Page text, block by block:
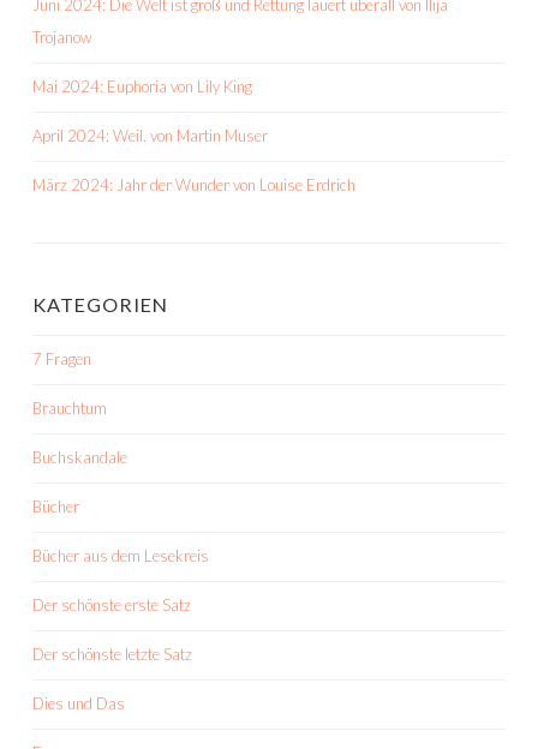
Juni 2024: Die Welt ist groß und Rettung lauert überall von Ilija
Trojanow
Mai 2024: Euphoria von Lily King
April 2024: Weil. von Martin Muser
März 2024: Jahr der Wunder von Louise Erdrich
KATEGORIEN
7 Fragen
Brauchtum
Buchskandale
Bücher
Bücher aus dem Lesekreis
Der schönste erste Satz
Der schönste letzte Satz
Dies und Das